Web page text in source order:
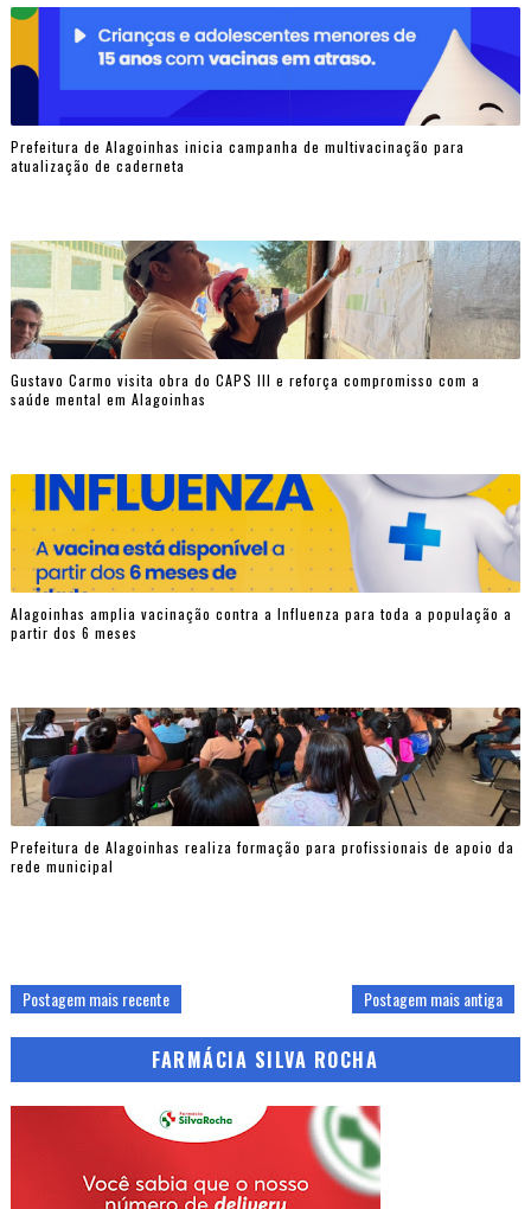
Prefeitura de Alagoinhas inicia campanha de multivacinação para
atualização de caderneta
Gustavo Carmo visita obra do CAPS III e reforça compromisso com a
saúde mental em Alagoinhas
Alagoinhas amplia vacinação contra a Influenza para toda a população a
partir dos 6 meses
Prefeitura de Alagoinhas realiza formação para profissionais de apoio da
rede municipal
Postagem mais recente Postagem mais antiga
FARMÁCIA SILVA ROCHA